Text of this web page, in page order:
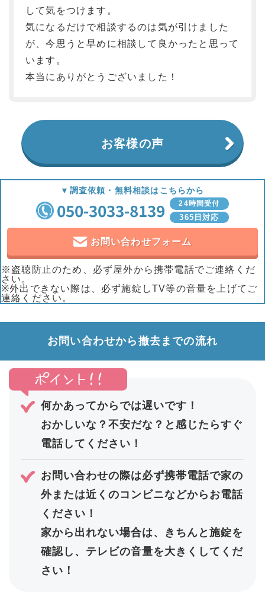
して気をつけます。
気になるだけで相談するのは気が引けました
が、今思うと早めに相談して良かったと思って
います。
本当にありがとうございました！
お客様の声
▼調査依頼・無料相談はこちらから
050-3033-8139 24時間受付
365日対応
お問い合わせフォーム
※盗聴防止のため、必ず屋外から携帯電話でご連絡くだ
さい。
※外出できない際は、必ず施錠しTV等の音量を上げてご
連絡ください。
お問い合わせから撤去までの流れ
何かあってからでは遅いです！
おかしいな？不安だな？と感じたらすぐ
電話してください！
お問い合わせの際は必ず携帯電話で家の
外または近くのコンビニなどからお電話
ください！
家から出れない場合は、きちんと施錠を
確認し、テレビの音量を大きくしてくだ
さい！